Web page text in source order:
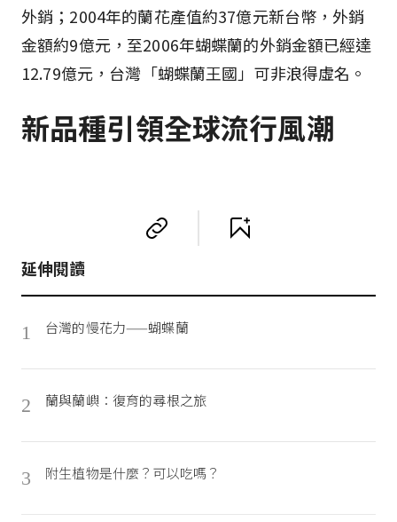
外銷；2004年的蘭花產值約37億元新台幣，外銷
金額約9億元，至2006年蝴蝶蘭的外銷金額已經達
12.79億元，台灣「蝴蝶蘭王國」可非浪得虛名。
新品種引領全球流行風潮
延伸閱讀
1 台灣的慢花力——蝴蝶蘭
2 蘭與蘭嶼：復育的尋根之旅
3 附生植物是什麼？可以吃嗎？